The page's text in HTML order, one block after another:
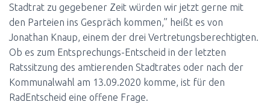
Stadtrat zu gegebener Zeit würden wir jetzt gerne mit
den Parteien ins Gespräch kommen,” heißt es von
Jonathan Knaup, einem der drei Vertretungsberechtigten.
Ob es zum Entsprechungs-Entscheid in der letzten
Ratssitzung des amtierenden Stadtrates oder nach der
Kommunalwahl am 13.09.2020 komme, ist für den
RadEntscheid eine offene Frage.